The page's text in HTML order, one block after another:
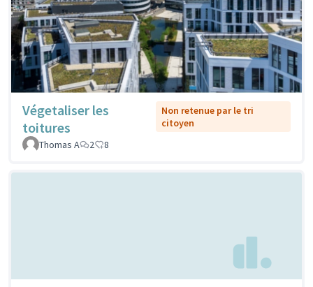
Végetaliser les
toitures
Non retenue par le tri
citoyen
Thomas A
2 8